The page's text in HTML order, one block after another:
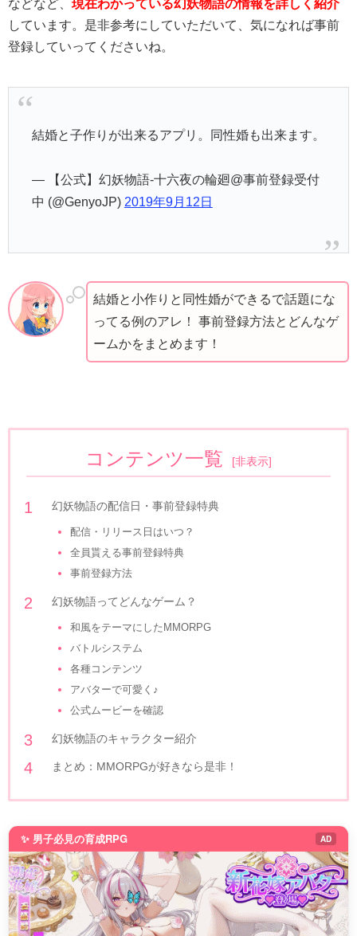
などなど、 現在わかっている幻妖物語の情報を詳しく紹介
しています。是非参考にしていただいて、気になれば事前
登録していってくださいね。
結婚と子作りが出来るアプリ。同性婚も出来ます。
— 【公式】幻妖物語-十六夜の輪廻@事前登録受付
中 (@GenyoJP) 2019年9月12日
結婚と小作りと同性婚ができるで話題にな
ってる例のアレ！ 事前登録方法とどんなゲ
ームかをまとめます！
コンテンツ一覧 非表示
幻妖物語の配信日・事前登録特典
幻妖物語ってどんなゲーム？
幻妖物語のキャラクター紹介
まとめ：MMORPGが好きなら是非！
✨ 男子必見の育成RPG AD